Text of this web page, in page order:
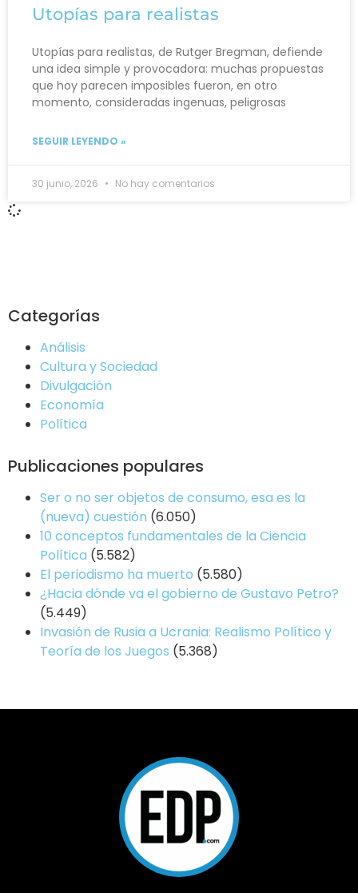
Utopías para realistas
Utopías para realistas, de Rutger Bregman, defiende
una idea simple y provocadora: muchas propuestas
que hoy parecen imposibles fueron, en otro
momento, consideradas ingenuas, peligrosas
SEGUIR LEYENDO »
30 junio, 2026 No hay comentarios
Categorías
Análisis
Cultura y Sociedad
Divulgación
Economía
Política
Publicaciones populares
Ser o no ser objetos de consumo, esa es la
(nueva) cuestión (6.050)
10 conceptos fundamentales de la Ciencia
Política (5.582)
El periodismo ha muerto (5.580)
¿Hacia dónde va el gobierno de Gustavo Petro?
(5.449)
Invasión de Rusia a Ucrania: Realismo Político y
Teoría de los Juegos (5.368)